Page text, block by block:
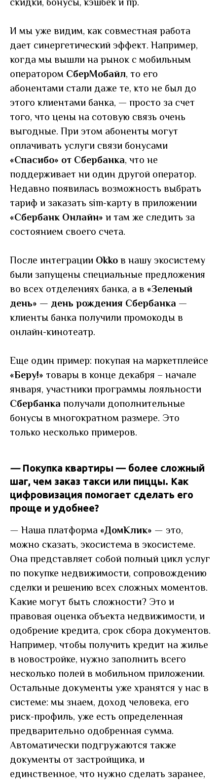
И мы уже видим, как совместная работа
дает синергетический эффект. Например,
когда мы вышли на рынок с мобильным
оператором СберМобайл, то его
абонентами стали даже те, кто не был до
этого клиентами банка, — просто за счет
того, что цены на сотовую связь очень
выгодные. При этом абоненты могут
оплачивать услуги связи бонусами
«Спасибо» от Сбербанка, что не
поддерживает ни один другой оператор.
Недавно появилась возможность выбрать
тариф и заказать sim-карту в приложении
«Сбербанк Онлайн» и там же следить за
состоянием своего счета.
После интеграции Okko в нашу экосистему
были запущены специальные предложения
во всех отделениях банка, а в «Зеленый
день» — день рождения Сбербанка —
клиенты банка получили промокоды в
онлайн-кинотеатр.
Еще один пример: покупая на маркетплейсе
«Беру!» товары в конце декабря – начале
января, участники программы лояльности
Сбербанка получали дополнительные
бонусы в многократном размере. Это
только несколько примеров.
—Покупка квартиры — более сложный
шаг, чем заказ такси или пиццы. Как
цифровизация помогает сделать его
проще и удобнее?
— Наша платформа «ДомКлик» — это,
можно сказать, экосистема в экосистеме.
Она представляет собой полный цикл услуг
по покупке недвижимости, сопровождению
сделки и решению всех сложных моментов.
Какие могут быть сложности? Это и
правовая оценка объекта недвижимости, и
одобрение кредита, срок сбора документов.
Например, чтобы получить кредит на жилье
в новостройке, нужно заполнить всего
несколько полей в мобильном приложении.
Остальные документы уже хранятся у нас в
системе: мы знаем, доход человека, его
риск-профиль, уже есть определенная
предварительно одобренная сумма.
Автоматически подгружаются также
документы от застройщика, и
единственное, что нужно сделать заранее,